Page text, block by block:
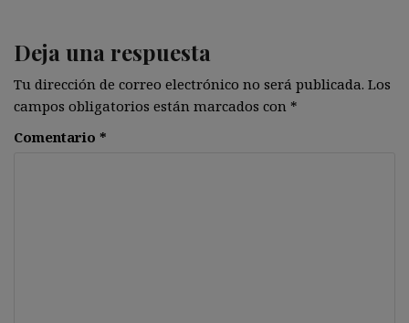
Deja una respuesta
Tu dirección de correo electrónico no será publicada. Los
campos obligatorios están marcados con *
Comentario *